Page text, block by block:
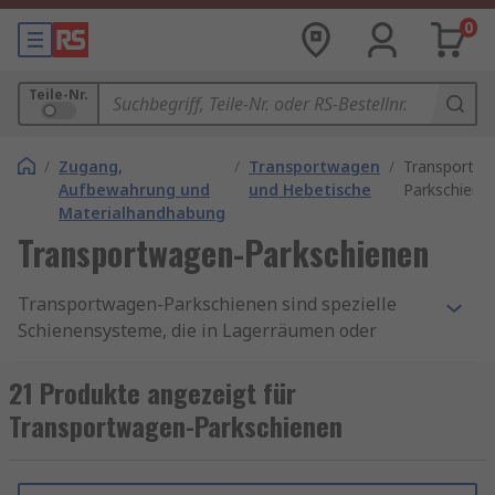
0
Teile-Nr.
/ Zugang,
Aufbewahrung und
Materialhandhabung
/ Transportwagen
und Hebetische
/
Transportwagen-Parkschienen
Transportwagen-Parkschienen sind spezielle
Schienensysteme, die in Lagerräumen oder
Transportwagen oder -karren sicher und effizient
zu parken. Diese Schienen sind meist aus
robustem Stahl oder Aluminium gefertigt und
Transportwagen abgestellt werden können. Die
21 Produkte angezeigt für
Transportwagen-Parkschienen